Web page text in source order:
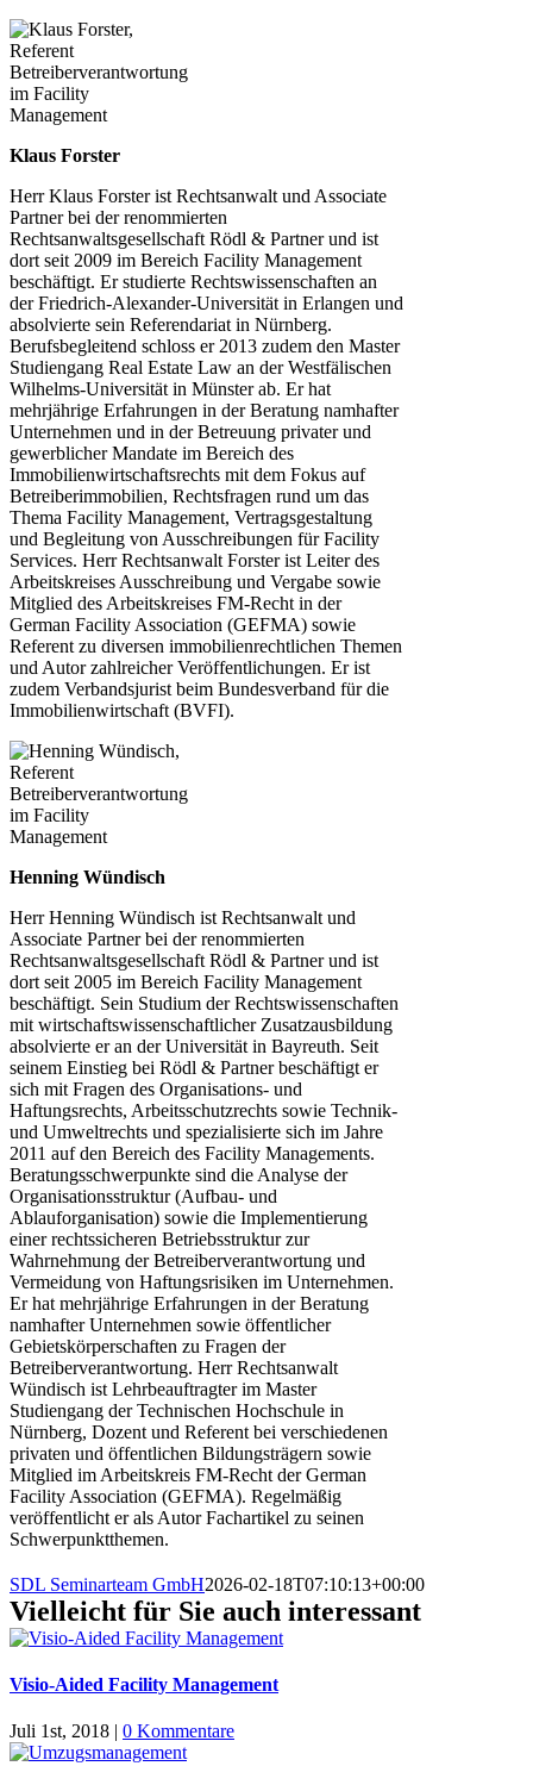
Klaus Forster
Herr Klaus Forster ist Rechtsanwalt und Associate
Partner bei der renommierten
Rechtsanwaltsgesellschaft Rödl & Partner und ist
dort seit 2009 im Bereich Facility Management
beschäftigt. Er studierte Rechtswissenschaften an
der Friedrich-Alexander-Universität in Erlangen und
absolvierte sein Referendariat in Nürnberg.
Berufsbegleitend schloss er 2013 zudem den Master
Studiengang Real Estate Law an der Westfälischen
Wilhelms-Universität in Münster ab. Er hat
mehrjährige Erfahrungen in der Beratung namhafter
Unternehmen und in der Betreuung privater und
gewerblicher Mandate im Bereich des
Immobilienwirtschaftsrechts mit dem Fokus auf
Betreiberimmobilien, Rechtsfragen rund um das
Thema Facility Management, Vertragsgestaltung
und Begleitung von Ausschreibungen für Facility
Services. Herr Rechtsanwalt Forster ist Leiter des
Arbeitskreises Ausschreibung und Vergabe sowie
Mitglied des Arbeitskreises FM-Recht in der
German Facility Association (GEFMA) sowie
Referent zu diversen immobilienrechtlichen Themen
und Autor zahlreicher Veröffentlichungen. Er ist
zudem Verbandsjurist beim Bundesverband für die
Immobilienwirtschaft (BVFI).
Henning Wündisch
Herr Henning Wündisch ist Rechtsanwalt und
Associate Partner bei der renommierten
Rechtsanwaltsgesellschaft Rödl & Partner und ist
dort seit 2005 im Bereich Facility Management
beschäftigt. Sein Studium der Rechtswissenschaften
mit wirtschaftswissenschaftlicher Zusatzausbildung
absolvierte er an der Universität in Bayreuth. Seit
seinem Einstieg bei Rödl & Partner beschäftigt er
sich mit Fragen des Organisations- und
Haftungsrechts, Arbeitsschutzrechts sowie Technik-
und Umweltrechts und spezialisierte sich im Jahre
2011 auf den Bereich des Facility Managements.
Beratungsschwerpunkte sind die Analyse der
Organisationsstruktur (Aufbau- und
Ablauforganisation) sowie die Implementierung
einer rechtssicheren Betriebsstruktur zur
Wahrnehmung der Betreiberverantwortung und
Vermeidung von Haftungsrisiken im Unternehmen.
Er hat mehrjährige Erfahrungen in der Beratung
namhafter Unternehmen sowie öffentlicher
Gebietskörperschaften zu Fragen der
Betreiberverantwortung. Herr Rechtsanwalt
Wündisch ist Lehrbeauftragter im Master
Studiengang der Technischen Hochschule in
Nürnberg, Dozent und Referent bei verschiedenen
privaten und öffentlichen Bildungsträgern sowie
Mitglied im Arbeitskreis FM-Recht der German
Facility Association (GEFMA). Regelmäßig
veröffentlicht er als Autor Fachartikel zu seinen
Schwerpunktthemen.
SDL Seminarteam GmbH2026-02-18T07:10:13+00:00
Vielleicht für Sie auch interessant
Visio-Aided Facility Management
Juli 1st, 2018 | 0 Kommentare